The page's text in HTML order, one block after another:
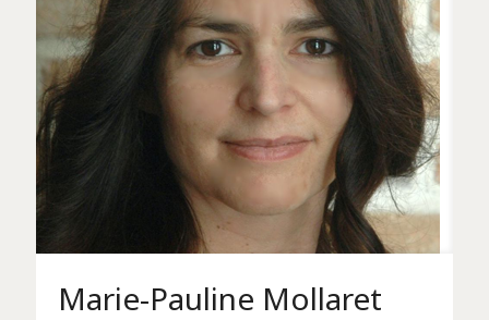
Marie-Pauline Mollaret